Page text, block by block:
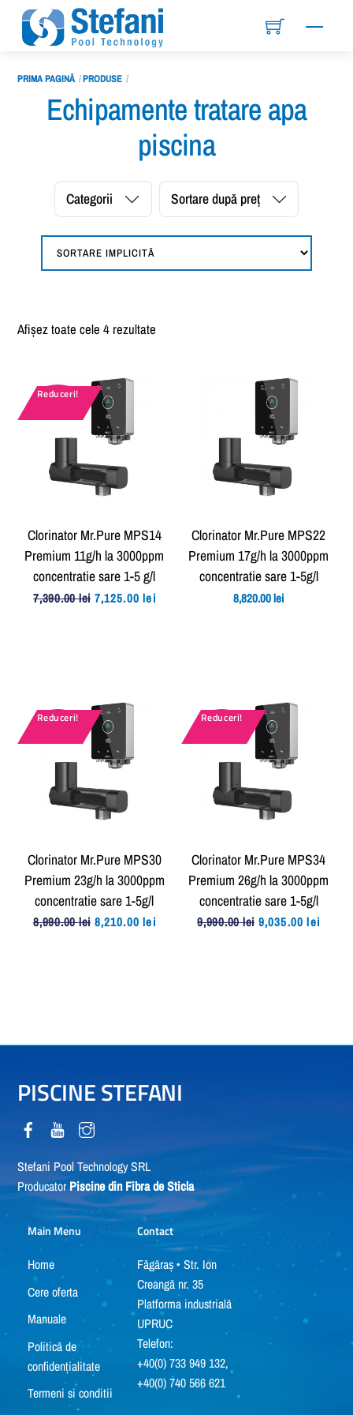
Menu
PRIMA PAGINĂ PRODUSE
Echipamente tratare apa
piscina
Categorii Sortare după preț
Afișez toate cele 4 rezultate
Reduceri!
Clorinator Mr.Pure MPS14
Premium 11g/h la 3000ppm
concentratie sare 1-5 g/l
7,390.00lei Prețul
7,125.00leiPrețul
Clorinator Mr.Pure MPS22
Premium 17g/h la 3000ppm
concentratie sare 1-5g/l
8,820.00lei
Reduceri!
Clorinator Mr.Pure MPS30
Premium 23g/h la 3000ppm
concentratie sare 1-5g/l
8,990.00lei Prețul
8,210.00leiPrețul
Reduceri!
Clorinator Mr.Pure MPS34
Premium 26g/h la 3000ppm
concentratie sare 1-5g/l
9,990.00lei Prețul
9,035.00leiPrețul
PISCINE STEFANI
Stefani Pool Technology SRL
ProducatorPiscine din Fibra de Sticla
Main Menu
Home
Cere oferta
Manuale
Politică de
confidențialitate
Termeni si conditii
Contact
Făgăraș • Str. Ion
Creangă nr. 35
Platforma industrială
UPRUC
Telefon:
+40(0) 733 949 132,
+40(0) 740 566 621